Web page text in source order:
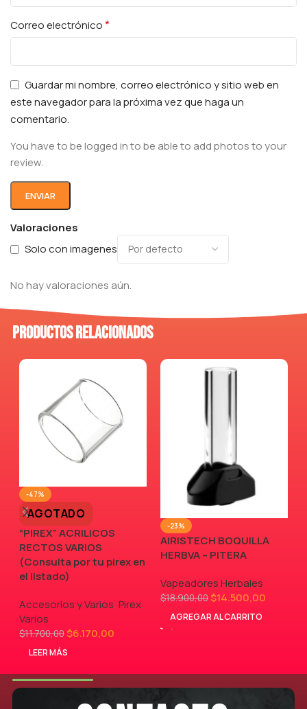
Valoraciones
Solo con imagenes
No hay valoraciones aún.
Correo electrónico*
Guardar mi nombre, correo electrónico y sitio web en
este navegador para la próxima vez que haga un
comentario.
You have to be logged in to be able to add photos to your
review.
Productos relacionados
-47%
AGOTADO
“PIREX” ACRILICOS
RECTOS VARIOS
(Consulta por tu pirex en
el listado)
Accesorios y Varios, Pirex,
Varios
$11.700,00$6.170,00
LEER MÁS
-23%
AIRISTECH BOQUILLA
HERBVA – PITERA
Vapeadores Herbales
$18.900,00$14.500,00
AGREGAR AL CARRITO